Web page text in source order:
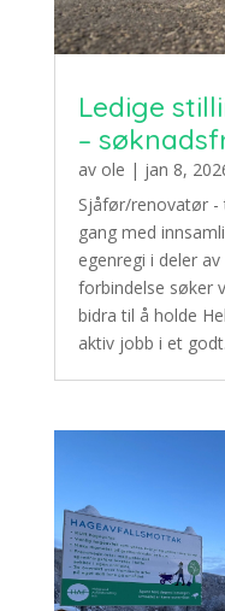
Ledige
–
av ole | jan 8,
Sjåfør/renovatør -
gang med
egenregi i deler
forbindelse søker
bidra til å holde
aktiv jobb i et